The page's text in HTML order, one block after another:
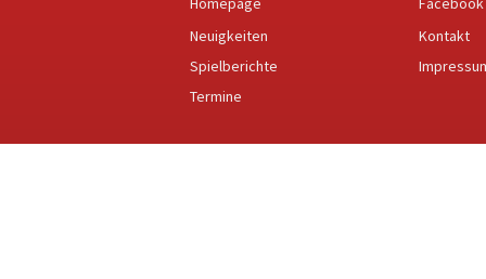
Neuigkeiten
Kontakt
Spielberichte
Termine